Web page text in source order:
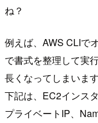
ね？
例えば、AWS CLIで
で書式を整理して実
長くなってしまいます
下記は、EC2インス
プライベートIP、